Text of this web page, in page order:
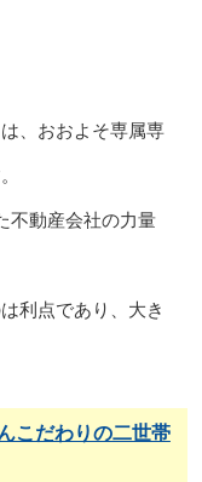
、おおよそ専属専
不動産会社の力量
利点であり、大き
こだわりの二世帯